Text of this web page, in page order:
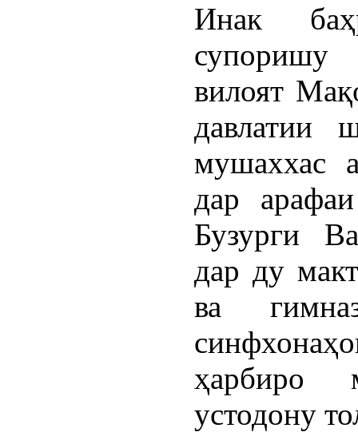
Инак
супоришу
вилоят
давлатии
мушаххас
дар
Бузурги
дар ду
ва
ҳарбиро
устодону